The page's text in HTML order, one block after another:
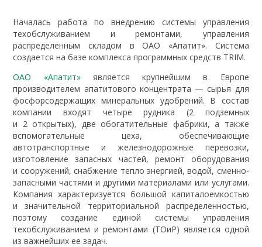
Началась работа по внедрению системы управления
техобслуживанием и ремонтами, управления
распределенным складом в ОАО «Апатит». Система
создается на базе комплекса программных средств TRIM.
ОАО «Апатит»является крупнейшим в Европе
производителем апатитового концентрата — сырья для
фосфорсодержащих минеральных удобрений. В состав
компании входят четыре рудника (2 подземных
и 2 открытых), две обогатительные фабрики, а также
вспомогательные цеха, обеспечивающие
автотранспортные и железнодорожные перевозки,
изготовление запасных частей, ремонт оборудования
и сооружений, снабжение тепло энергией, водой, сменно-
запасными частями и другими материалами или услугами.
Компания характеризуется большой капиталоемкостью
и значительной территориальной распределенностью,
поэтому создание единой системы управления
техобслуживанием и ремонтами (ТОиР) является одной
из важнейших ее задач.